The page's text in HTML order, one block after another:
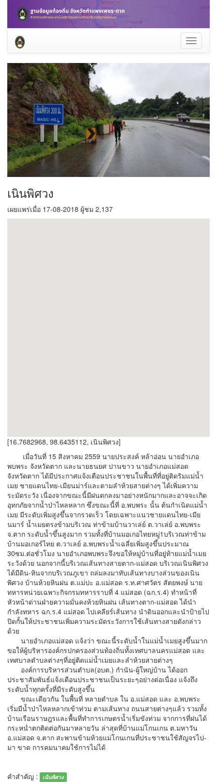
Toggle
เนินพิศวง
เผยแพร่เมื่อ 17-08-2018 ผู้ชม 2,137
[16.7682968, 98.6435112, เนินพิศวง]
เมื่อวันที่ 15 สิงหาคม 2559 นายประสงค์ หล้าอ่อน นายอำเภอ
พบพระ จังหวัดตาก และนายธนยศ ปานขาว นายอำเภอแม่สอด
จังหวัดตาก ได้มีประกาศแจ้งเตือนประชาชนในพื้นที่ที่อยู่ติดริมแม่น้ำ
เมย ชายแดนไทย-เมียนม่าร์และตามลำห้วยสายต่างๆ ได้เพิ่มความ
ระมัดระวัง เนื่องจากขณะนี้มีฝนตกลงมาอย่างหนักมากและอาจจะเกิด
อุทกภัยจากน้ำป่าไหลหลาก ซึ่งขณะนี้ที่ อ.พบพระ นั้น ต้นกำเนิดแม่น้ำ
เมย มีระดับเพิ่มสูงขึ้นจากรวดเร็ว โดยเฉพาะแนวชายแดนไทย-เมีย
นมาร์ น้ำเมยตรงข้ามบริเวณ ท่าข้ามบ้านวาเล่ย์ ต.วาเล่ย์ อ.พบพระ
จ.ตาก ระดับน้ำขึ้นสูงมาก รวมทั้งที่บ้านมอเกอไทยหมู่1บริเวณท่าข้าม
บ้านมอเกอร์ไทย ต.วาเลย์ อ.พบพระน้ำเฉลี่ยเพิ่มสูงขึ้นประมาณ
30ซม.ต่อชั่วโมง นายอำเภอพบพระจึงขอให้หมู่บ้านที่อยู่ท้ายแม่น้ำเมย
ระวังด้วย นอกจากนี้บริเวณเส้นทางสายตาก-แม่สอด บริเวณเนินพิศวง
ได้มีดิน-หินจากบริเวณภูเขา ถล่มลงมาทับเส้นทางบางส่วนของเนิน
พิศวง บ้านห้วยหินฝน ต.แม่ปะ อ.แม่สอด ร.ท.ศาศวัตร สัตยพงษ์ นาย
ทหารหน่วยเฉพาะกิจกรมทหารราบที่ 4 แม่สอด (ฉก.ร.4) ทำหน้าที่
หัวหน้าด่านฝ่ายความมั่นคงห้วยหินฝน เส้นทางตาก-แม่สอด ได้นำ
กำลังทหาร ฉก.ร.4 แม่สอด ไปเคลียร์เส้นทาง นำดินออกและนำป้ายไป
ปิดกั้นให้ประชาชนเพิ่มความระมัดระวังการใช้เส้นทางสายดังกล่าว
ด้วย
นายอำเภอแม่สอด แจ้งว่า ขณะนี้ระดับน้ำในแม่น้ำเมยสูงขึ้นมาก
ขอให้ผู้บริหารองค์กรปกครองส่วนท้องถิ่นทั้งเทศบาลนครแม่สอด และ
เทศบาลตำบลต่างๆที่อยู่ติดแม่น้ำเมยและลำห้วยสายต่างๆ
องค์การบริหารส่วนตำบล(อบต.) กำนัน-ผู้ใหญ่บ้าน ได้ออก
ประชาสัมพันธ์แจ้งเตือนประชาชนเป็นระยะๆอย่างต่อเนื่อง แจ้งถึง
ระดับน้ำทุกครั้งที่มีระดับสูงขึ้น
ขณะเดียวกัน ในพื้นที่ หลายตำบล ใน อ.แม่สอด และ อ.พบพระ
เริ่มมีน้ำป่าไหลหลากเข้าท่วม ตามเส้นทาง ถนนสายต่างๆแล้ว รวมทั้ง
บ้านเรือนราษฎรและพื้นที่ทำการเกษตรน้ำเริ่มขังท่วม จากการที่ฝนได้
กระหน่ำตกติดต่อกันมาหลายวัน ล่าสุดที่บ้านแม่โกนเกน ต.มหาวัน
อ.แม่สอด จ.ตาก สะพานข้ามห้วยแม่โกนเกนที่ประชาชนใช้สัญจรไป-
มา ขาด การคมนาคมใช้การไม่ได้
คำสำคัญ : เนินพิศวง